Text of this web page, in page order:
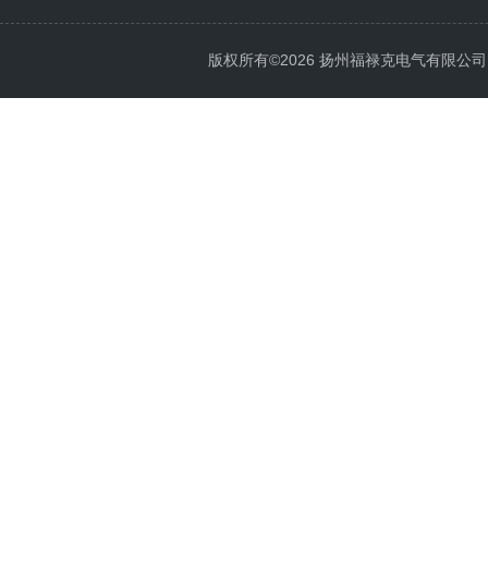
版权所有©2026 扬州福禄克电气有限公